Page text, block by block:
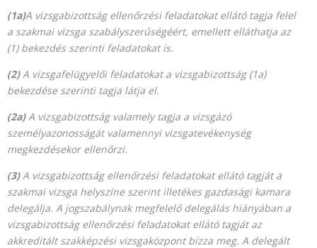
(1a)A vizsgabizottság ellenőrzési feladatokat ellátó tagja felel
a szakmai vizsga szabályszerűségéért, emellett elláthatja az
(1) bekezdés szerinti feladatokat is.
(2)A vizsgafelügyelői feladatokat a vizsgabizottság (1a)
bekezdése szerinti tagja látja el.
(2a)A vizsgabizottság valamely tagja a vizsgázó
személyazonosságát valamennyi vizsgatevékenység
megkezdésekor ellenőrzi.
(3)A vizsgabizottság ellenőrzési feladatokat ellátó tagját a
szakmai vizsga helyszíne szerint illetékes gazdasági kamara
delegálja. A jogszabálynak megfelelő delegálás hiányában a
vizsgabizottság ellenőrzési feladatokat ellátó tagját az
akkreditált szakképzési vizsgaközpont bízza meg. A delegált